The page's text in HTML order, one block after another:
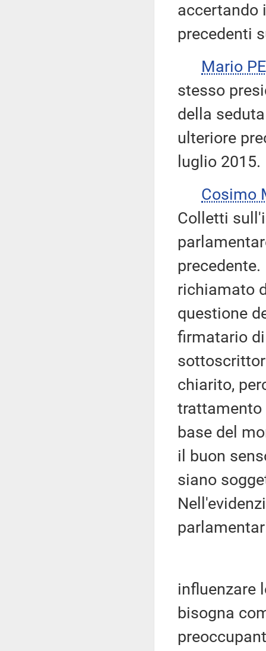
accertando
precedenti
Mario
stesso
della
ulteriore
luglio 2015.
Cosimo
Colletti
richiamato
questione
firmatario
chiarito,
trattamento
base del
il buon
siano
influenzare
bisogna